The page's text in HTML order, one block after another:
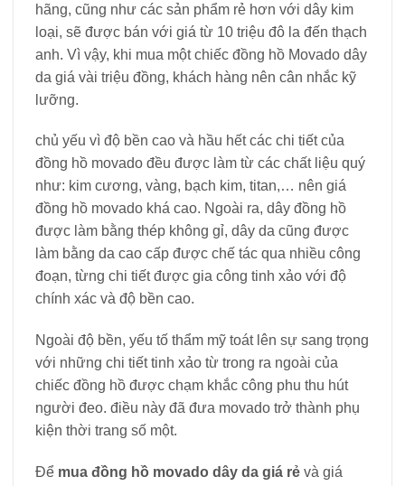
hãng, cũng như các sản phẩm rẻ hơn với dây kim
loại, sẽ được bán với giá từ 10 triệu đô la đến thạch
anh. Vì vậy, khi mua một chiếc đồng hồ Movado dây
da giá vài triệu đồng, khách hàng nên cân nhắc kỹ
lưỡng.
chủ yếu vì độ bền cao và hầu hết các chi tiết của
đồng hồ movado đều được làm từ các chất liệu quý
như: kim cương, vàng, bạch kim, titan,… nên giá
đồng hồ movado khá cao. Ngoài ra, dây đồng hồ
được làm bằng thép không gỉ, dây da cũng được
làm bằng da cao cấp được chế tác qua nhiều công
đoạn, từng chi tiết được gia công tinh xảo với độ
chính xác và độ bền cao.
Ngoài độ bền, yếu tố thẩm mỹ toát lên sự sang trọng
với những chi tiết tinh xảo từ trong ra ngoài của
chiếc đồng hồ được chạm khắc công phu thu hút
người đeo. điều này đã đưa movado trở thành phụ
kiện thời trang số một.
Để mua đồng hồ movado dây da giá rẻ và giá